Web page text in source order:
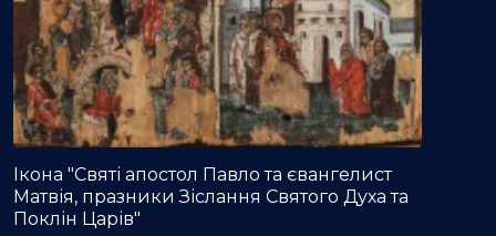
Ікона "Святі апостол Павло та євангелист
Матвія, празники Зіслання Святого Духа та
Поклін Царів"